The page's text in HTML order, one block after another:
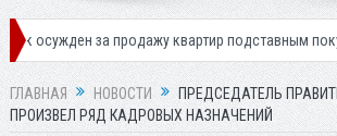
за продажу квартир подставным покупателям
ГЛАВНАЯ НОВОСТИ
ПРЕДСЕДАТЕЛЬ
ПРОИЗВЕЛ РЯД КАДРОВЫХ НАЗНАЧЕНИЙ